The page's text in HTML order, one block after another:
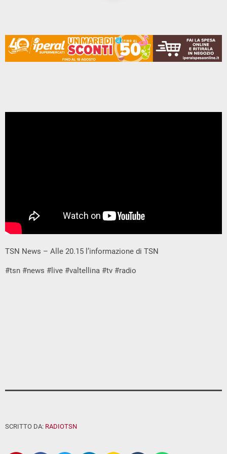
TSN News – Alle 20.15 l’informazione di TSN
#tsn #news #live #valtellina #tv #radio
SCRITTO DA: RADIOTSN